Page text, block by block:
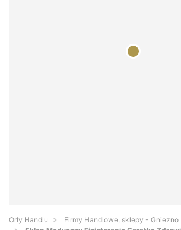
Orły Handlu
Firmy Handlowe, sklepy - Gniezno